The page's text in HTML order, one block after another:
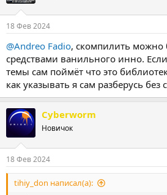
18 Фев 2024
@Andreo Fadio, скомпилить можно
средствами ванильного инно.
темы сам поймёт что это
как указывать я сам разберусь
Cyberworm
Новичок
18 Фев 2024
tihiy_don написал(а):